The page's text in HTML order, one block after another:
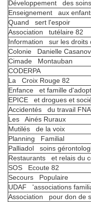
Développement des
Enseignement aux
Quand sert l'espoir
Association tutélaire 82
Information sur les droits
Colonie Danielle
Cimade Montauban
CODERPA
La Croix Rouge 82
Enfance et famille
EPICE et drogues et
Accidentés du travail
Les Ainés Ruraux
Mutilés de la voix
Planning Familial
Palliadol soins
Restaurants et relais du
SOS Ecoute 82
Secours Populaire
UDAF 'associations
Association pour don de